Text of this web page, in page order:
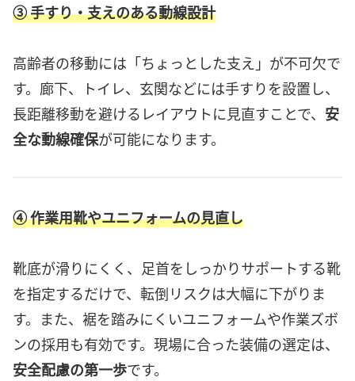
③ 手すり・支えのある動線設計
高齢者の移動には「ちょっとした支え」が不可欠で
す。廊下、トイレ、玄関などには手すりを設置し、
長距離移動を避けるレイアウトに見直すことで、 安
全な動線確保が可能になります。
④ 作業用靴やユニフォームの見直し
靴底が滑りにくく、足首をしっかりサポートする靴
を指定するだけで、転倒リスクは大幅に下がりま
す。また、裾を踏みにくいユニフォームや作業ズボ
ンの採用も有効です。現場に合った装備の選定は、
安全配慮の第一歩です。